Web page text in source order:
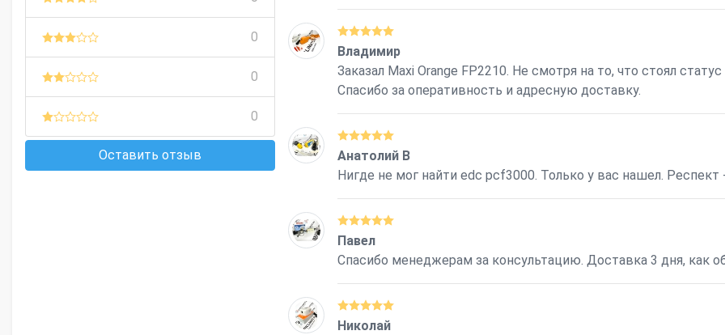
0
0
0
Оставить отзыв
Владимир
Заказал Maxi Orange FP2210. Не смотря на то, что стоял
Спасибо за оперативность и адресную доставку.
Анатолий В
Нигде не мог найти edc pcf3000. Только у вас нашел. Респект
Павел
Спасибо менеджерам за консультацию. Доставка 3 дня, как
Николай